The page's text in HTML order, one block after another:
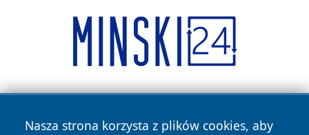
Nasza strona korzysta z plików cookies, aby